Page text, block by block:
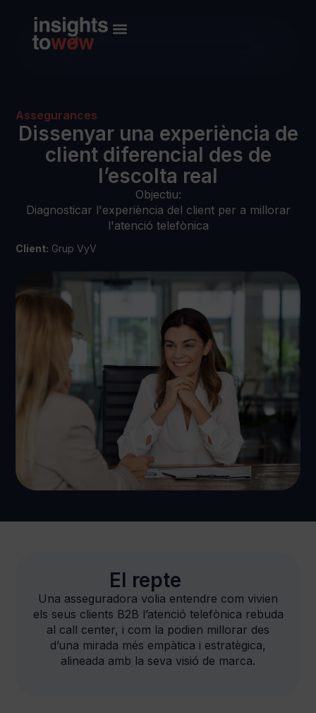
Assegurances
Dissenyar una experiència de
client diferencial des de
l’escolta real
Objectiu:
Diagnosticar l'experiència del client per a millorar
l'atenció telefònica
Client: Grup VyV
El repte
Una asseguradora volia entendre com vivien
els seus clients B2B l’atenció telefònica rebuda
al call center, i com la podien millorar des
d’una mirada més empàtica i estratègica,
alineada amb la seva visió de marca.